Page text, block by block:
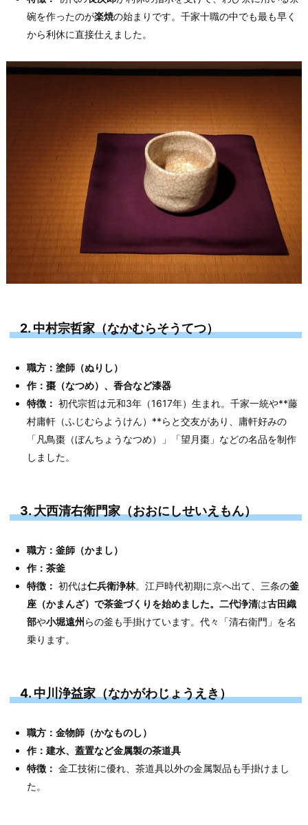
碗を作ったのが楽焼の始まりです。千家十職の中でも最も早く
から利休に直接仕えました。
2. 中村宗哲家（なかむらそうてつ）
職方：塗師（ぬりし）
作：棗（なつめ）、香合など漆器
特徴： 初代宗哲は元和3年（1617年）生まれ。千家一統や**藤
村庸軒（ふじむらようけん）**らと交友があり、庸軒好みの
「凡鳥棗（ぼんちょうなつめ）」「望月棗」などの名品を制作
しました。
3. 大西清右衛門家（おおにしせいえもん）
職方：釜師（かまし）
作：茶釜
特徴： 初代は仁兵衛浄林。江戸時代初期に京へ出て、三条の釜
座（かまんざ）で茶釜づくりを始めました。二代浄清は古田織
部や小堀遠州 らの釜も手掛けています。代々「清右衛門」を名
乗ります。
4. 中川浄益家（なかがわじょうえき）
職方：金物師（かなものし）
作：建水、蓋置など金属製の茶道具
特徴： 金工技術に優れ、茶道具以外の金属製品も手掛けまし
た。